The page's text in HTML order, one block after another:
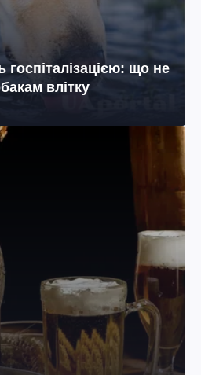
госпіталізацією: що не
влітку